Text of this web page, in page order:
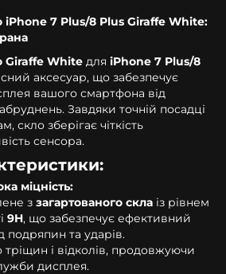
iPhone 7 Plus/8 Plus Giraffe White:
Giraffe White для iPhone 7 Plus/8
аксесуар, що забезпечує
вашого смартфона від
Завдяки точній посадці
скло зберігає чіткість
сенсора.
міцність:
з загартованого скла із рівнем
9H, що забезпечує ефективний
подряпин та ударів.
тріщин і відколів, продовжуючи
дисплея.